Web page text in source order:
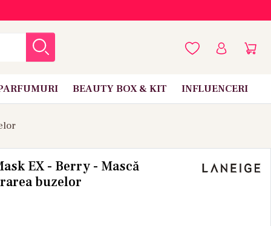
BEAUTY BOX & KIT INFLUENCERI
EX - Berry - Mască
buzelor